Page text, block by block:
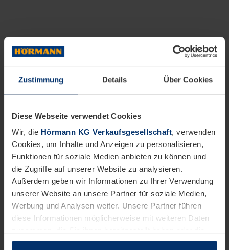
Zustimmung Details Über Cookies
Diese Webseite verwendet Cookies
Wir, die Hörmann KG Verkaufsgesellschaft, verwenden
Cookies, um Inhalte und Anzeigen zu personalisieren,
Funktionen für soziale Medien anbieten zu können und
die Zugriffe auf unserer Website zu analysieren.
Außerdem geben wir Informationen zu Ihrer Verwendung
unserer Website an unsere Partner für soziale Medien,
Werbung und Analysen weiter. Unsere Partner führen
diese Informationen möglicherweise mit weiteren Daten
sie im Rahmen Ihrer Nutzung der Dienste gesammelt